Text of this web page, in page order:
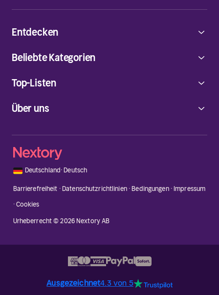
Über uns
Entdecken
Beliebte Kategorien
Top-Listen
🇩🇪 Deutschland·Deutsch
Barrierefreiheit ·Datenschutzrichtlinien·Bedingungen· Impressum
·Cookies
Urheberrecht © 2026 Nextory AB
Ausgezeichnet4.3 von 5